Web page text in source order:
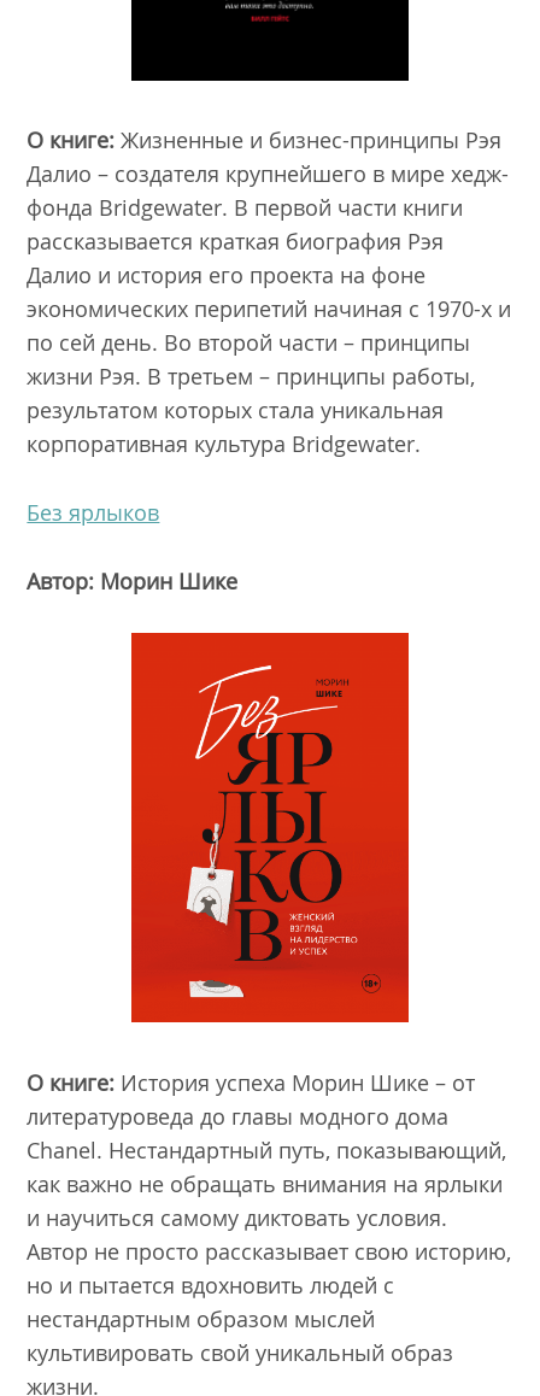
О книге: Жизненные и бизнес-принципы Рэя
Далио – создателя крупнейшего в мире хедж-
фонда Bridgewater. В первой части книги
рассказывается краткая биография Рэя
Далио и история его проекта на фоне
экономических перипетий начиная с 1970-х и
по сей день. Во второй части – принципы
жизни Рэя. В третьем – принципы работы,
результатом которых стала уникальная
корпоративная культура Bridgewater.
Без ярлыков
Автор: Морин Шике
О книге: История успеха Морин Шике – от
литературоведа до главы модного дома
Chanel. Нестандартный путь, показывающий,
как важно не обращать внимания на ярлыки
и научиться самому диктовать условия.
Автор не просто рассказывает свою историю,
но и пытается вдохновить людей с
нестандартным образом мыслей
культивировать свой уникальный образ
жизни.